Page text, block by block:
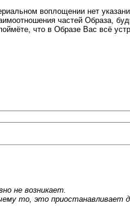
воплощении нет
частей Образа,
что в Образе Вас всё
не возникает.
то, это приостанавливает